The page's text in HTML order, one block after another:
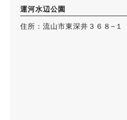
運河水辺公園
住所：流山市東深井３６８−１